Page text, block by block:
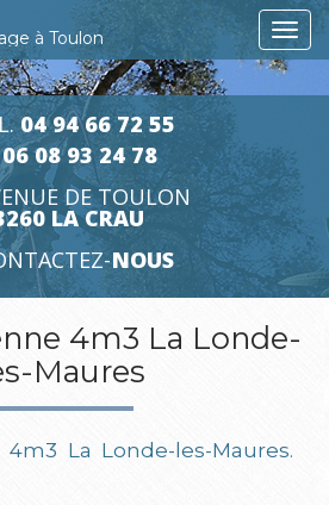
à Toulon
04 94 66 72 55
06 08 93 24 78
DE TOULON
LA CRAU
NOUS
4m3 La Londe-
Maures
La Londe-les-Maures.